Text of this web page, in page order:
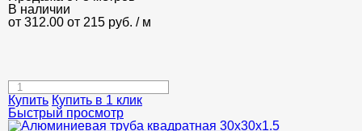
В наличии
от 312.00 от 215 руб. / м
Купить Купить в 1 клик
Быстрый просмотр